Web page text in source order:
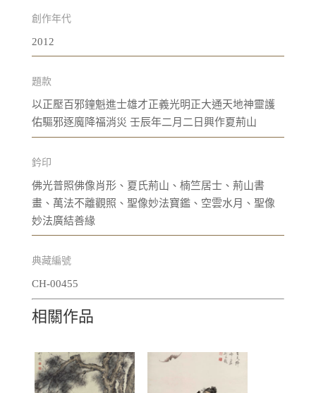
創作年代
2012
題款
以正壓百邪鐘魁進士雄才正義光明正大通天地神靈護
佑驅邪逐魔降福消災 壬辰年二月二日興作夏荊山
鈐印
佛光普照佛像肖形、夏氏荊山、楠竺居士、荊山書
畫、萬法不離觀照、聖像妙法寶鑑、空雲水月、聖像
妙法廣結善緣
典藏編號
CH-00455
相關作品